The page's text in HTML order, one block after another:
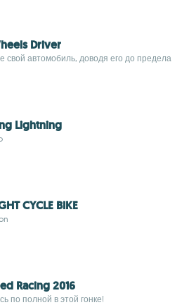
Driver
свой автомобиль, доводя его до предела
Lightning
CYCLE BIKE
Racing 2016
по полной в этой гонке!